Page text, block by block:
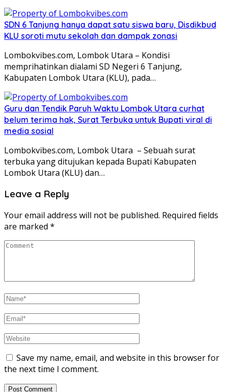
SDN 6 Tanjung hanya dapat satu siswa baru, Disdikbud
KLU soroti mutu sekolah dan dampak zonasi
Lombokvibes.com, Lombok Utara – Kondisi
memprihatinkan dialami SD Negeri 6 Tanjung,
Kabupaten Lombok Utara (KLU), pada…
Guru dan Tendik Paruh Waktu Lombok Utara curhat
belum terima hak, Surat Terbuka untuk Bupati viral di
media sosial
Lombokvibes.com, Lombok Utara – Sebuah surat
terbuka yang ditujukan kepada Bupati Kabupaten
Lombok Utara (KLU) dan…
Leave a Reply
Your email address will not be published. Required fields
are marked *
Save my name, email, and website in this browser for
the next time I comment.